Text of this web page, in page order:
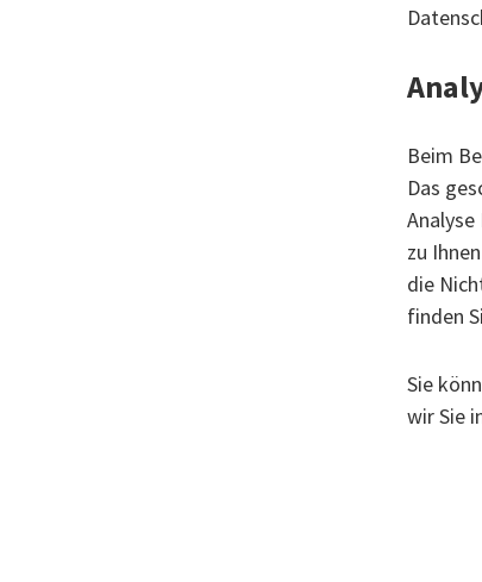
Beim
Das
zu
die
finden
Sie
wir Sie